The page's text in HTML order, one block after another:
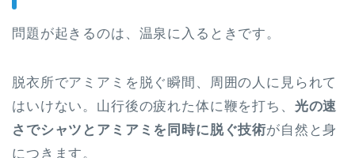
問題が起きるのは、温泉に入るときです。
脱衣所でアミアミを脱ぐ瞬間、周囲の人に見られて
はいけない。山行後の疲れた体に鞭を打ち、 光の速
さでシャツとアミアミを同時に脱ぐ技術が自然と身
につきます。